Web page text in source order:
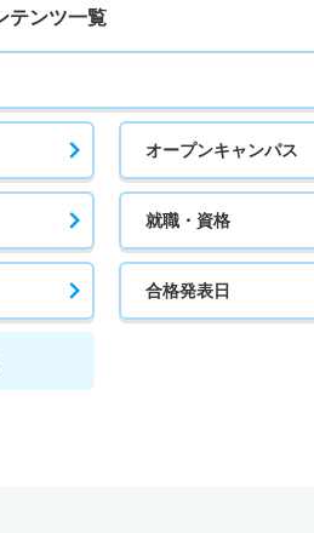
テンツ一覧
オープンキャンパス
就職・資格
合格発表日